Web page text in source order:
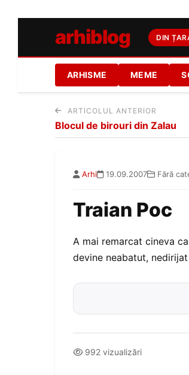
arhiblog DIN
ARHISME MEME
ARTICOLUL ANTERIOR
Blocul de birouri din Zalau
Arhi 19.09.2007 Fără
Traian Poc
A mai remarcat cineva
devine neabatut,
992 vizualizări